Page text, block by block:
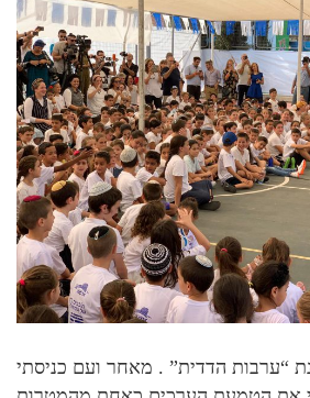
“ערבות הדדית” . מאחר ועם כניסתי